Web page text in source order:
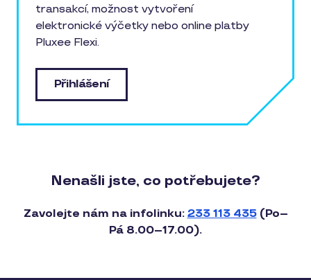
transakcí, možnost vytvoření
elektronické výčetky nebo online platby
Pluxee Flexi.
Přihlášení
Nenašli jste, co potřebujete?
Zavolejte nám na infolinku: 233 113 435(Po–
Pá 8.00–17.00).